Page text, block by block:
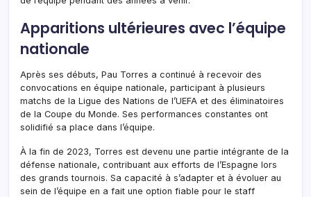
Apparitions ultérieures avec l’équipe
nationale
Après ses débuts, Pau Torres a continué à recevoir des
convocations en équipe nationale, participant à plusieurs
matchs de la Ligue des Nations de l’UEFA et des éliminatoires
de la Coupe du Monde. Ses performances constantes ont
solidifié sa place dans l’équipe.
À la fin de 2023, Torres est devenu une partie intégrante de la
défense nationale, contribuant aux efforts de l’Espagne lors
des grands tournois. Sa capacité à s’adapter et à évoluer au
sein de l’équipe en a fait une option fiable pour le staff